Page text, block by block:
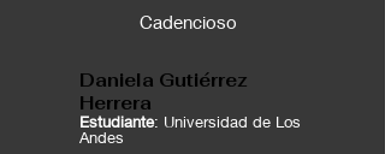
Cadencioso
Daniela Gutiérrez
Herrera
Estudiante: Universidad de Los
Andes